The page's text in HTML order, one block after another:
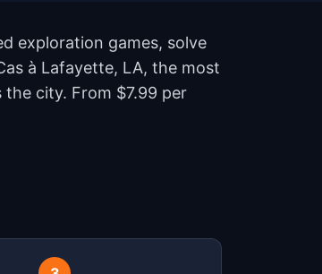
exploration games, solve
à Lafayette, LA, the most
city. From $7.99 per